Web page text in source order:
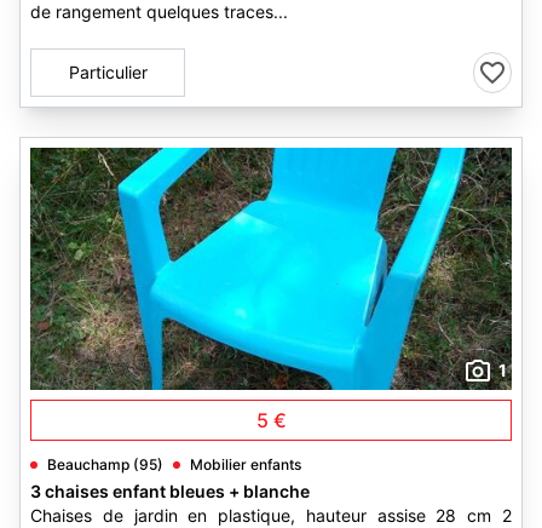
de rangement quelques traces...
Particulier
1
5 €
Beauchamp (95) Mobilier enfants
3 chaises enfant bleues + blanche
Chaises de jardin en plastique, hauteur assise 28 cm 2